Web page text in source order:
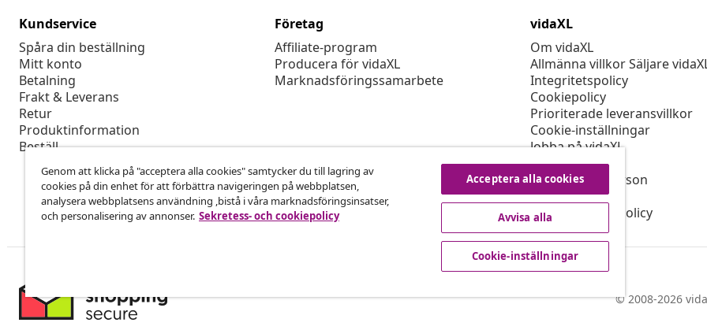
Kundservice
Spåra din beställning
Mitt konto
Betalning
Frakt & Leverans
Retur
Produktinformation
Beställ
Företag
Affiliate-program
Producera för vidaXL
Marknadsföringssamarbete
vidaXL
Om vidaXL
Allmänna villkor Säljare
Integritetspolicy
Cookiepolicy
Prioriterade leveransvillkor
Cookie-inställningar
Jobba på vidaXL
Säkerhet
EU Ansvarig person
Policyn för EPR
Tillgänglighetspolicy
© 2008-2026
Genom att klicka på "acceptera alla cookies" samtycker du till lagring av
cookies på din enhet för att förbättra navigeringen på webbplatsen,
analysera webbplatsens användning ,bistå i våra marknadsföringsinsatser,
och personalisering av annonser. Sekretess- och cookiepolicy
Acceptera alla cookies
Avvisa alla
Cookie-inställningar